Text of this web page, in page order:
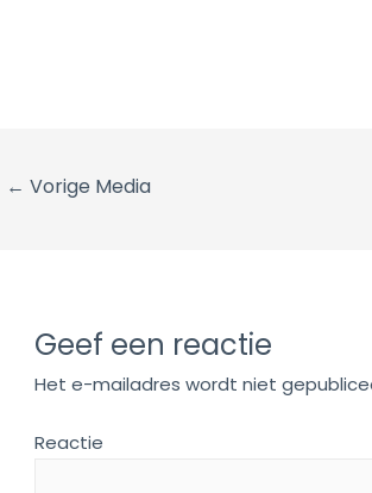
Bericht
← Vorige Media
Geef een reactie
Het e-mailadres wordt niet
Reactie